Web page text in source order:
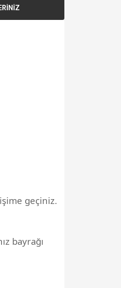
geçiniz.
bayrağı